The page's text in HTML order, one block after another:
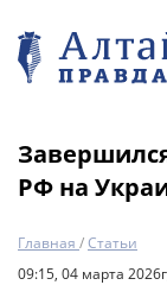
РФ на
Главная /Статьи
09:15, 04 марта